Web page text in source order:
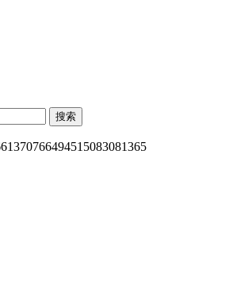
1370766494515083081365